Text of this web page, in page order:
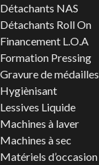
Détachants NAS
Détachants Roll On
Financement L.O.A
Formation Pressing
Gravure de médailles
Hygiènisant
Lessives Liquide
Machines à laver
Machines à sec
Matériels d’occasion